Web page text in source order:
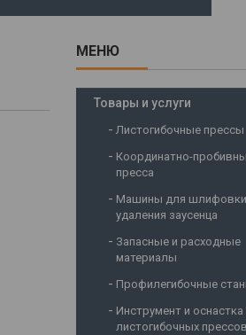
Товары и услуги
Листогибочные прессы
Координатно-
пресса
Машины для
удаления заусенца
Запасные и расходные
материалы
Профилегибочные
Инструмент и оснастка
листогибочных прессов